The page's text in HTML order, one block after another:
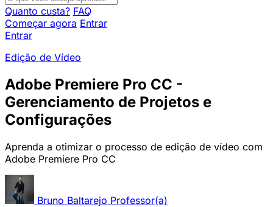
Quanto custa? FAQ
Começar agora Entrar
Entrar
Edição de Vídeo
Adobe Premiere Pro CC -
Gerenciamento de Projetos e
Configurações
Aprenda a otimizar o processo de edição de vídeo com
Adobe Premiere Pro CC
Bruno Baltarejo Professor(a)